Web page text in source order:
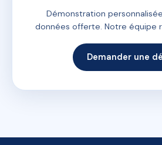
Démonstration
données offerte. Notre équipe
Demander une